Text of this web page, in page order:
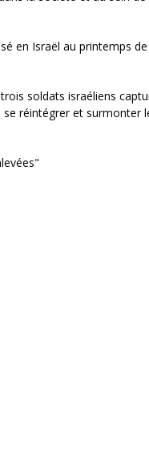
en Israël au printemps
soldats israéliens
réintégrer et surmonter